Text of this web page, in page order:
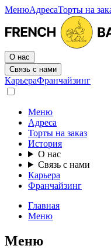
МенюАдресаТорты на
О нас
Связь с нами
КарьераФранчайзинг
Меню
Адреса
Торты на заказ
История
О нас
Связь с нами
Карьера
Франчайзинг
Главная
Меню
Меню